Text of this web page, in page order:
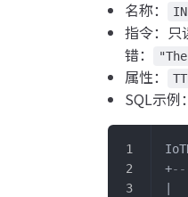
名称：
指令：只
错：
属性：
SQL示例：
+